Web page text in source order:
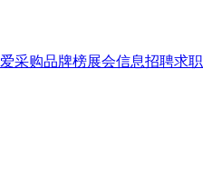
爱采购品牌榜展会信息招聘求职